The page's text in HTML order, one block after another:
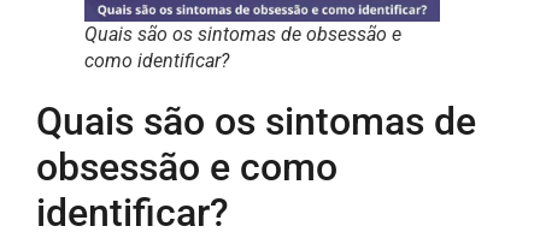
Quais são os sintomas de obsessão e
como identificar?
Quais são os sintomas de
obsessão e como
identificar?